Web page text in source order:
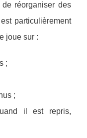
réorganiser des
particulièrement
joue sur :
;
;
il est repris,